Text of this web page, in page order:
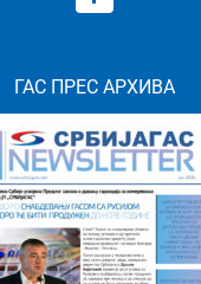
ГАС ПРЕС АРХИВА